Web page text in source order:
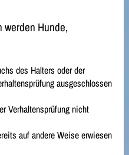
werden Hunde,
des Halters oder der
ausgeschlossen
Verhaltensprüfung nicht
auf andere Weise erwiesen